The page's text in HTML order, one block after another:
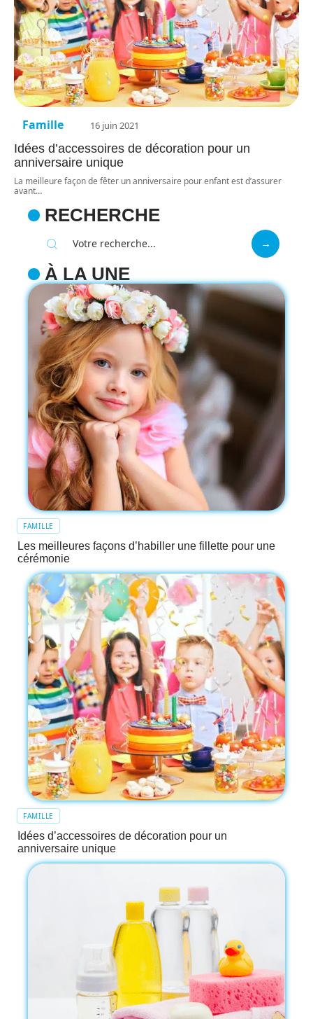
Famille 16 juin 2021
Idées d’accessoires de décoration pour un
anniversaire unique
La meilleure façon de fêter un anniversaire pour enfant est d’assurer
avant…
RECHERCHE
À LA UNE
FAMILLE
Les meilleures façons d’habiller une fillette pour une
cérémonie
FAMILLE
Idées d’accessoires de décoration pour un
anniversaire unique